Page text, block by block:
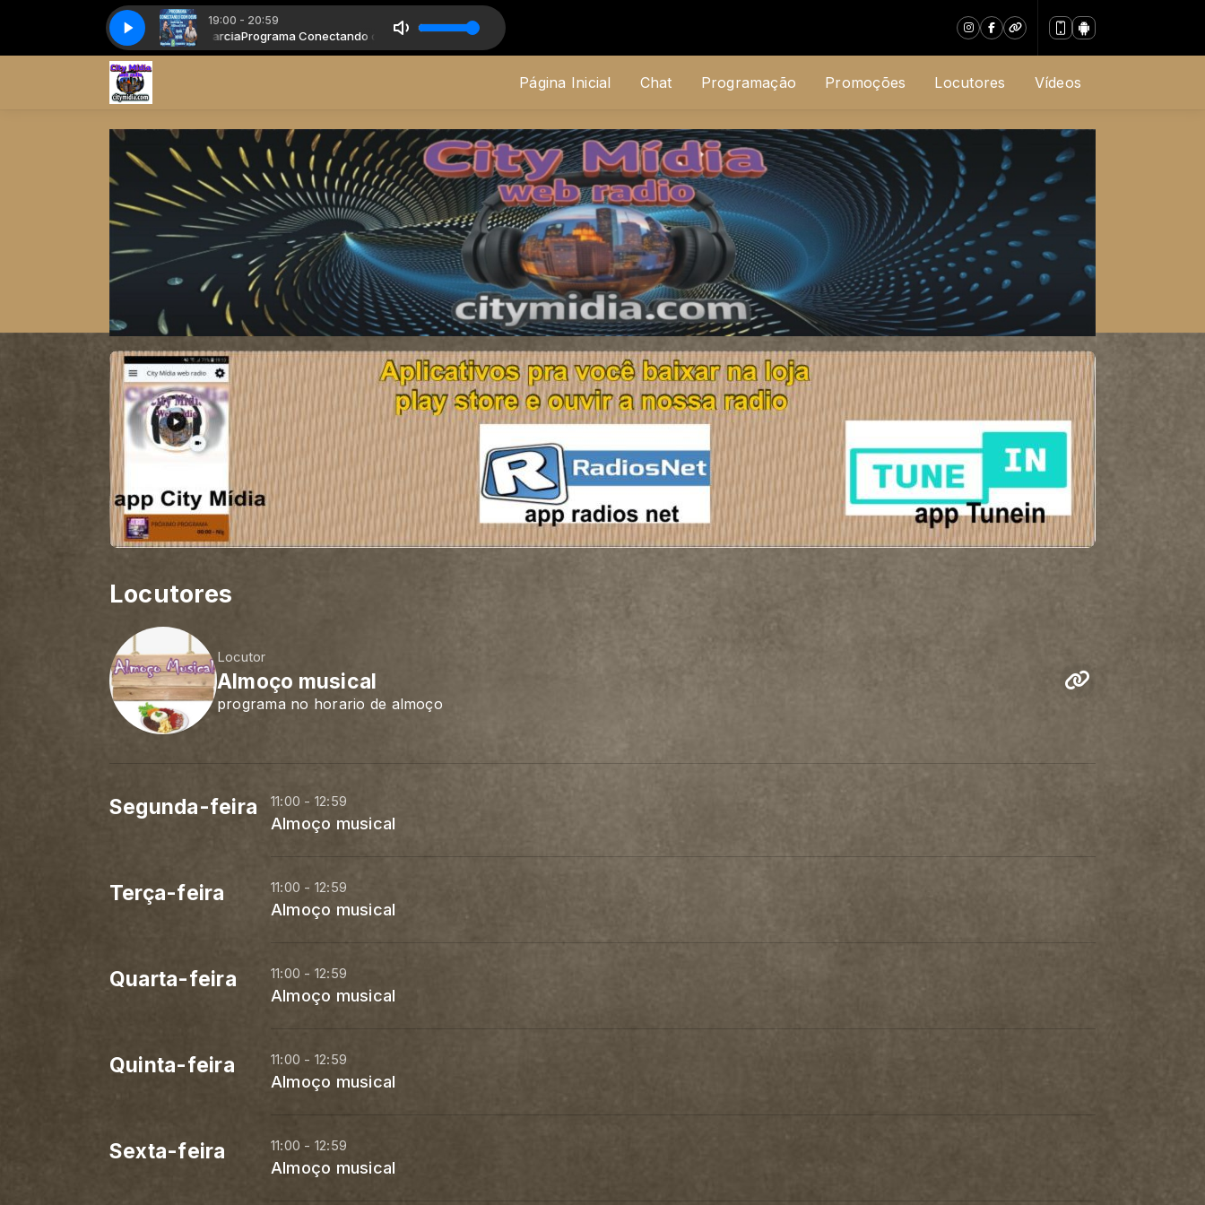
19:00 - 20:59
com Deus com Pr. Osvaldo Garcia Programa Conectando com Deus com Pr. Osvaldo Garcia
Página Inicial Chat Programação Promoções Locutores Vídeos
Locutores
Locutor
Almoço musical
programa no horario de almoço
Segunda-feira 11:00 - 12:59
Almoço musical
Terça-feira 11:00 - 12:59
Almoço musical
Quarta-feira 11:00 - 12:59
Almoço musical
Quinta-feira 11:00 - 12:59
Almoço musical
Sexta-feira 11:00 - 12:59
Almoço musical